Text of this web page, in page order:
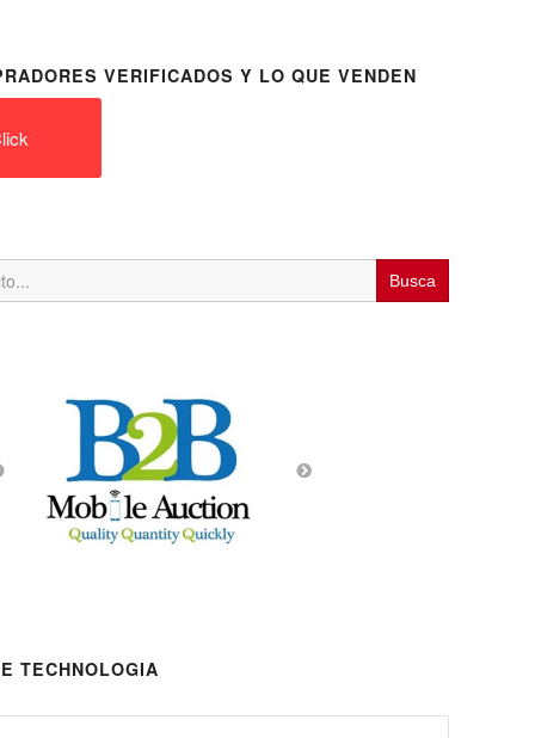
VERIFICADOS Y LO QUE VENDEN
TECHNOLOGIA